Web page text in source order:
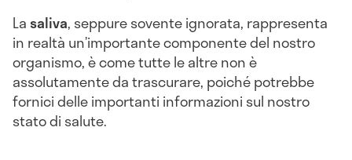
Lasaliva, seppure sovente ignorata, rappresenta
in realtà un’importante componente del nostro
organismo, è come tutte le altre non è
assolutamente da trascurare, poiché potrebbe
fornici delle importanti informazioni sul nostro
stato di salute.